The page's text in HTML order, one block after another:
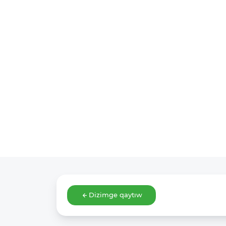
Dizimge qaytıw